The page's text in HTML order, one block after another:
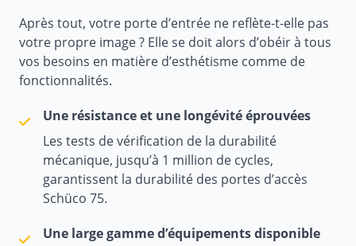
Après tout, votre porte d’entrée ne reflète-t-elle pas
votre propre image ? Elle se doit alors d’obéir à tous
vos besoins en matière d’esthétisme comme de
fonctionnalités.
Une résistance et une longévité éprouvées
Les tests de vérification de la durabilité
mécanique, jusqu’à 1 million de cycles,
garantissent la durabilité des portes d’accès
Schüco 75.
Une large gamme d’équipements disponible